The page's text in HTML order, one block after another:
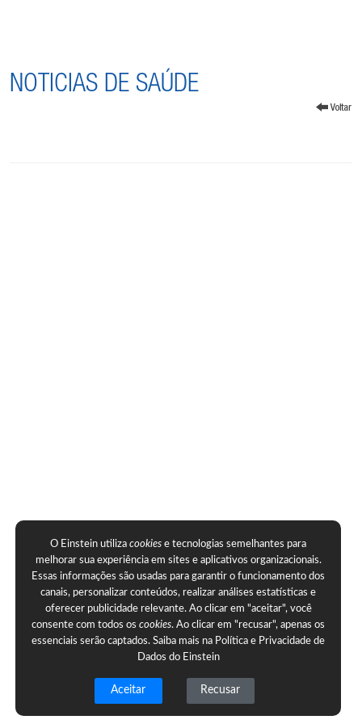
NOTICIAS DE SAÚDE
O Einstein utilizacookies e tecnologias semelhantes para
melhorar sua experiência em sites e aplicativos organizacionais.
Essas informações são usadas para garantir o funcionamento dos
canais, personalizar conteúdos, realizar análises estatísticas e
oferecer publicidade relevante. Ao clicar em "aceitar", você
consente com todos oscookies. Ao clicar em "recusar", apenas os
essenciais serão captados. Saiba mais na Política e Privacidade de
Dados do Einstein
Aceitar Recusar